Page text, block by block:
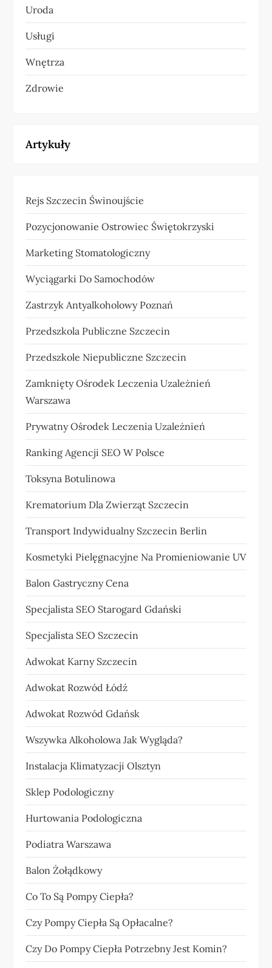
Uroda
Usługi
Wnętrza
Zdrowie
Artykuły
Rejs Szczecin Świnoujście
Pozycjonowanie Ostrowiec Świętokrzyski
Marketing Stomatologiczny
Wyciągarki Do Samochodów
Zastrzyk Antyalkoholowy Poznań
Przedszkola Publiczne Szczecin
Przedszkole Niepubliczne Szczecin
Zamknięty Ośrodek Leczenia Uzależnień
Warszawa
Prywatny Ośrodek Leczenia Uzależnień
Ranking Agencji SEO W Polsce
Toksyna Botulinowa
Krematorium Dla Zwierząt Szczecin
Transport Indywidualny Szczecin Berlin
Kosmetyki Pielęgnacyjne Na Promieniowanie UV
Balon Gastryczny Cena
Specjalista SEO Starogard Gdański
Specjalista SEO Szczecin
Adwokat Karny Szczecin
Adwokat Rozwód Łódź
Adwokat Rozwód Gdańsk
Wszywka Alkoholowa Jak Wygląda?
Instalacja Klimatyzacji Olsztyn
Sklep Podologiczny
Hurtowania Podologiczna
Podiatra Warszawa
Balon Żołądkowy
Co To Są Pompy Ciepła?
Czy Pompy Ciepła Są Opłacalne?
Czy Do Pompy Ciepła Potrzebny Jest Komin?